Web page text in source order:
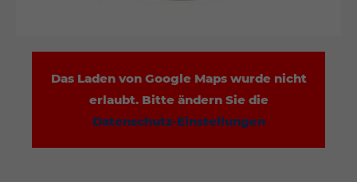
Das Laden von Google Maps wurde nicht
erlaubt. Bitte ändern Sie die
Datenschutz-Einstellungen